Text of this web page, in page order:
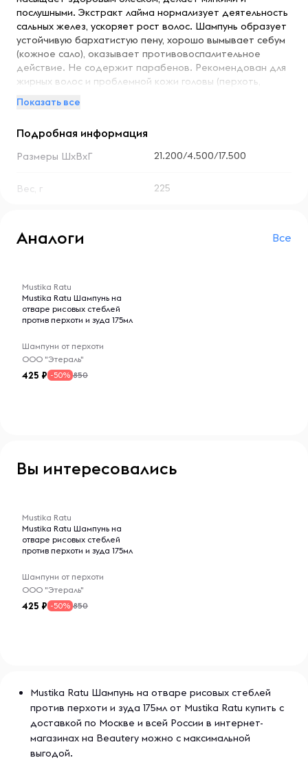
послушными. Экстракт лайма нормализует деятельность
сальных желез, ускоряет рост волос. Шампунь образует
устойчивую бархатистую пену, хорошо вымывает себум
(кожное сало), оказывает противовоспалительное
действие. Не содержит парабенов. Рекомендован для
жирных волос и проблемной кожи головы (перхоть,
Показать все
Подробная информация
Размеры ШхВхГ 21.200/4.500/17.500
Вес, г 225
Аналоги Все
Mustika Ratu
Mustika Ratu Шампунь на
отваре рисовых стеблей
против перхоти и зуда 175мл
Шампуни от перхоти
ООО "Этераль"
425 -50% 850
Вы интересовались
Mustika Ratu
Mustika Ratu Шампунь на
отваре рисовых стеблей
против перхоти и зуда 175мл
Шампуни от перхоти
ООО "Этераль"
425 -50% 850
Mustika Ratu Шампунь на отваре рисовых стеблей
против перхоти и зуда 175мл от Mustika Ratu купить с
доставкой по Москве и всей России в интернет-
магазинах на Beautery можно с максимальной
выгодой.